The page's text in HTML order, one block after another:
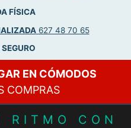
FÍSICA
627 48 70 65
EN CÓMODOS
COMPRAS
RITMO CON